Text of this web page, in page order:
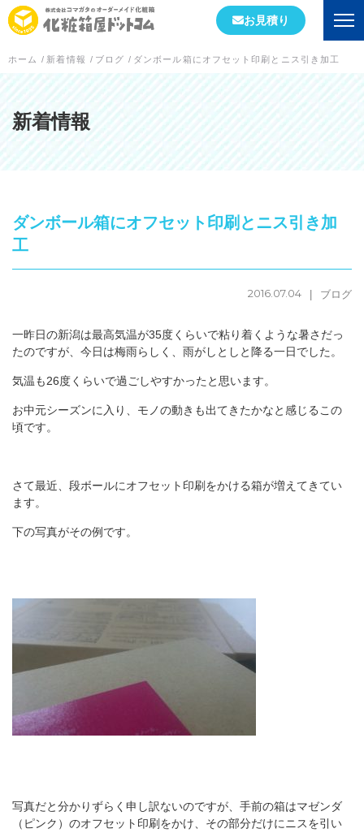
会社情報
初めての方へ
会社概要
工場案内
スタッフブログ
箱の形状
箱の材質
お問合せ
「印刷なし」お見積り
サンプル請求
お見積り
ホーム / 新着情報 / ブログ / ダンボール箱にオフセット印刷とニス引き加工
新着情報
ダンボール箱にオフセット印刷とニス引き加
工
2016.07.04 ブログ
一昨日の新潟は最高気温が35度くらいで粘り着くような暑さだっ
たのですが、今日は梅雨らしく、雨がしとしと降る一日でした。
気温も26度くらいで過ごしやすかったと思います。
お中元シーズンに入り、モノの動きも出てきたかなと感じるこの
頃です。
さて最近、段ボールにオフセット印刷をかける箱が増えてきてい
ます。
下の写真がその例です。
写真だと分かりずらく申し訳ないのですが、手前の箱はマゼンダ
（ピンク）のオフセット印刷をかけ、その部分だけにニスを引い